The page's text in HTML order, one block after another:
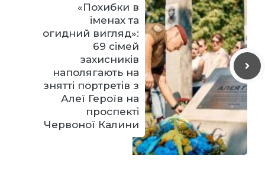
«Похибки в
іменах та
огидний вигляд»:
69 сімей
захисників
наполягають на
знятті портретів з
Алеї Героїв на
проспекті
Червоної Калини